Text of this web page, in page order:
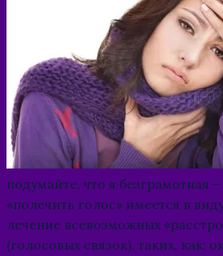
подумайте, что я безграмотная
«полечить голос» имеется в
лечение всевозможных
(голосовых связок), таких, как: